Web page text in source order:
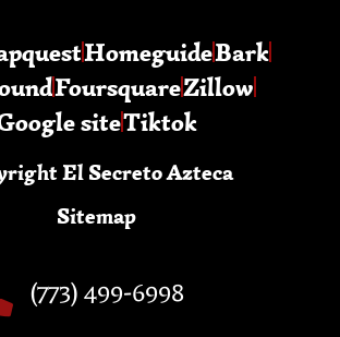
HomeguideBark
FoursquareZillow
siteTiktok
El Secreto Azteca
Sitemap
(773) 499-6998